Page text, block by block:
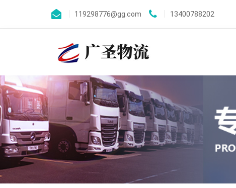
119298776@gg.com 13400788202